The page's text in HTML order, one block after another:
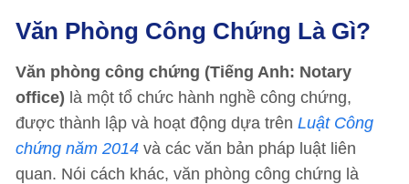
Văn Phòng Công Chứng Là Gì?
Văn phòng công chứng (Tiếng Anh: Notary
office) là một tổ chức hành nghề công chứng,
được thành lập và hoạt động dựa trên Luật Công
chứng năm 2014 và các văn bản pháp luật liên
quan. Nói cách khác, văn phòng công chứng là